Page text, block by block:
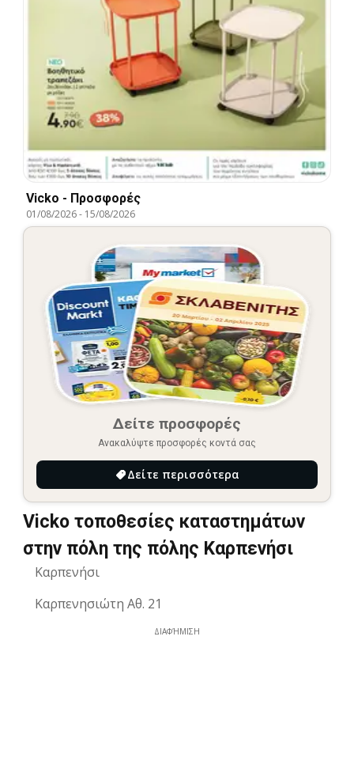
Vicko - Προσφορές
01/08/2026- 15/08/2026
Δείτε προσφορές
Ανακαλύψτε προσφορές κοντά σας
Δείτε περισσότερα
Vicko τοποθεσίες καταστημάτων
στην πόλη της πόλης Καρπενήσι
Καρπενήσι
Καρπενησιώτη Αθ. 21
ΔΙΑΦΉΜΙΣΗ